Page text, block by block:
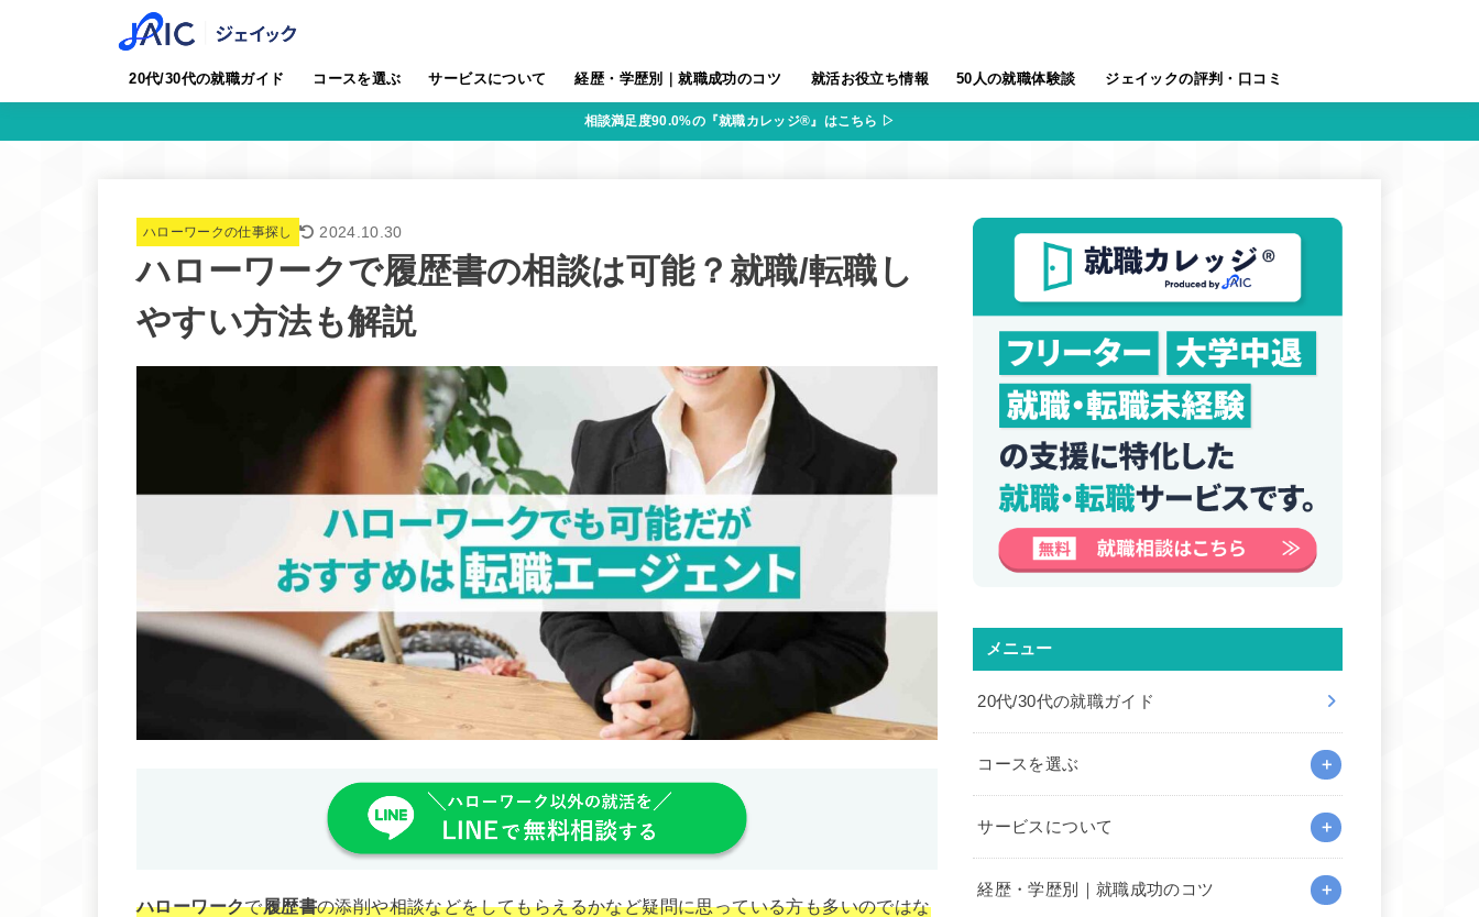
20代/30代の就職ガイド コースを選ぶ サービスについて 経歴・学歴別｜就職成功のコツ 就活お役立ち情報 50人の就職体験談 ジェイックの評判・口コミ
相談満足度90.0%の『就職カレッジ®』はこちら ▷
ハローワークの仕事探し 2024.10.30
ハローワークで履歴書の相談は可能？就職/転職し
やすい方法も解説
ハローワークで履歴書の添削や相談などをしてもらえるかなど疑問に思っている方も多いのではな
メニュー
20代/30代の就職ガイド
コースを選ぶ
サービスについて
経歴・学歴別｜就職成功のコツ